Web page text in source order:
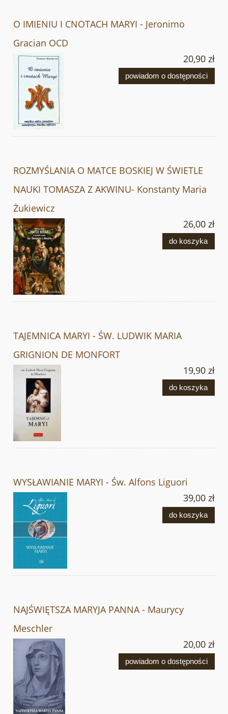
O IMIENIU I CNOTACH MARYI - Jeronimo
Gracian OCD
20,90 zł
powiadom o dostępności
ROZMYŚLANIA O MATCE BOSKIEJ W ŚWIETLE
NAUKI TOMASZA Z AKWINU- Konstanty Maria
Żukiewicz
26,00 zł
do koszyka
TAJEMNICA MARYI - ŚW. LUDWIK MARIA
GRIGNION DE MONFORT
19,90 zł
do koszyka
WYSŁAWIANIE MARYI - Św. Alfons Liguori
39,00 zł
do koszyka
NAJŚWIĘTSZA MARYJA PANNA - Maurycy
Meschler
20,00 zł
powiadom o dostępności